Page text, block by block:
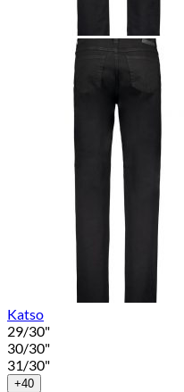
Katso
29/30"
30/30"
31/30"
+40